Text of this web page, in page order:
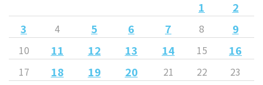
1
2
3
4 5 6 7 8 9
10 11 12 13 14 15 16
17 18 19 20 21 22 23